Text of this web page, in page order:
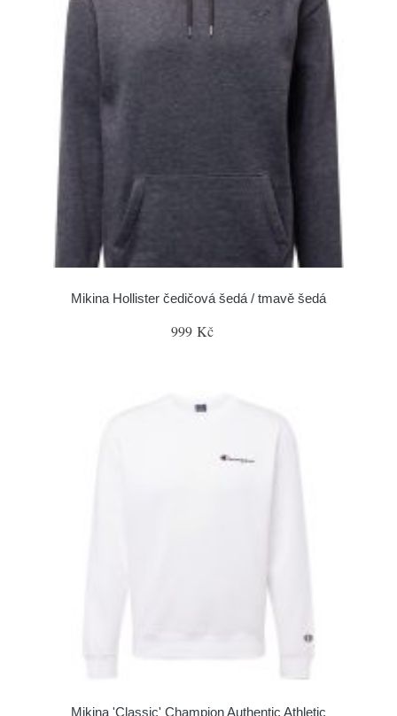
Mikina Hollister čedičová šedá / tmavě šedá
999 Kč
Mikina 'Classic' Champion Authentic Athletic